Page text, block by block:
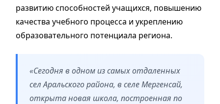
развитию способностей учащихся, повышению
качества учебного процесса и укреплению
образовательного потенциала региона.
«Сегодня в одном из самых отдаленных
сел Аральского района, в селе Мергенсай,
открыта новая школа, построенная по